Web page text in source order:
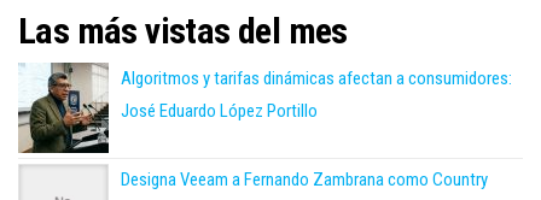
Las más vistas del mes
Algoritmos y tarifas dinámicas afectan a consumidores:
José Eduardo López Portillo
Designa Veeam a Fernando Zambrana como Country